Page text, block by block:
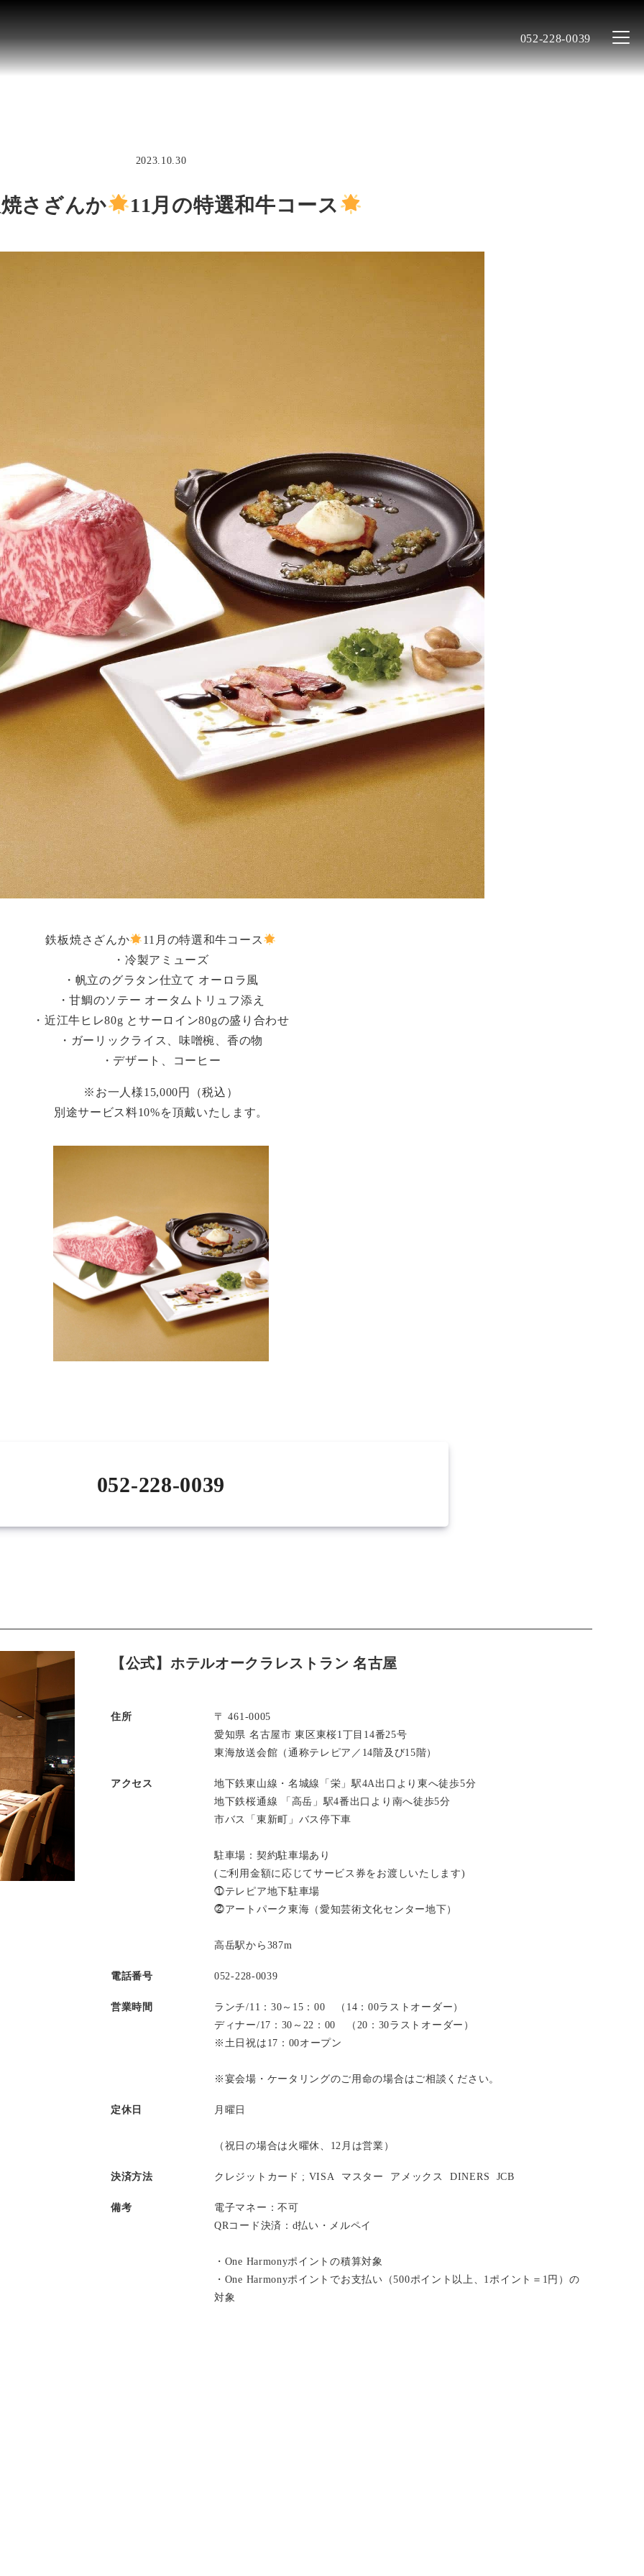
052-228-0039
2023.10.30
さざんか 11月の特選和牛コース
鉄板焼さざんか
11月の特選和牛コース
・冷製アミューズ
・帆立のグラタン仕立て オーロラ風
・甘鯛のソテー オータムトリュフ添え
・近江牛ヒレ80g とサーロイン80gの盛り合わせ
・ガーリックライス、味噌椀、香の物
・デザート、コーヒー
※お一人様15,000円（税込）
別途サービス料10%を頂戴いたします。
052-228-0039
【公式】ホテルオークラレストラン 名古屋
住所
〒 461-0005
愛知県 名古屋市 東区東桜1丁目14番25号
東海放送会館（通称テレピア／14階及び15階）
アクセス
地下鉄東山線・名城線「栄」駅4A出口より東へ徒歩5分
地下鉄桜通線 「高岳」駅4番出口より南へ徒歩5分
市バス「東新町」バス停下車
駐車場：契約駐車場あり
(ご利用金額に応じてサービス券をお渡しいたします)
⓵テレピア地下駐車場
⓶アートパーク東海（愛知芸術文化センター地下）
高岳駅から387m
電話番号 052-228-0039
営業時間
ランチ/11：30～15：00 （14：00ラストオーダー）
ディナー/17：30～22：00 （20：30ラストオーダー）
※土日祝は17：00オープン
※宴会場・ケータリングのご用命の場合はご相談ください。
定休日 月曜日
（祝日の場合は火曜休、12月は営業）
決済方法 クレジットカード ; VISA マスター アメックス DINERS JCB
備考
電子マネー：不可
QRコード決済：d払い・メルペイ
・One Harmonyポイントの積算対象
・One Harmonyポイントでお支払い（500ポイント以上、1ポイント＝1円）の
対象